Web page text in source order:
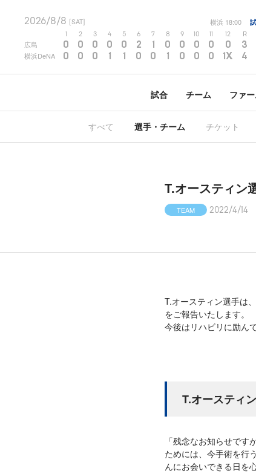
2026/8/8 [SAT] 横浜 18:00
2 3 4 5 6 7 8 9 10 12 R
広島 0 0 0 0 0 2 1 0 0 0 0 0 3
横浜DeNA 0 0 0 1 1 0 0 1 0 0 0 1X 4
試合 チーム ファ
すべて 選手・チーム チケット
T.オースティン
TEAM 2022/4/14
T.オースティン選手は
をご報告いたします。
今後はリハビリに励ん
T.オースティ
「残念なお知らせで
ためには、今手術を行
んにお会いできる日を